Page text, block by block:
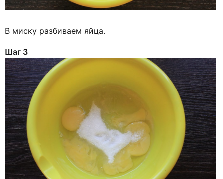
В миску разбиваем яйца.
Шаг 3